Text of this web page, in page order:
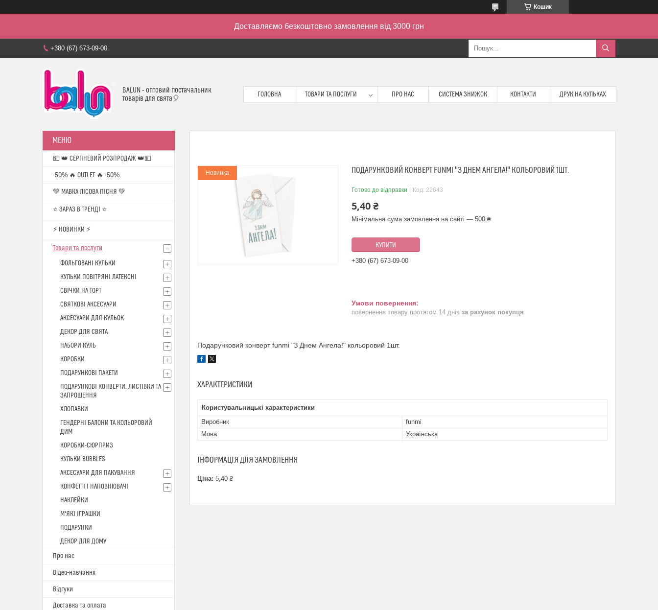
Кошик
Доставляємо безкоштовно замовлення від 3000 грн
+380 (67) 673-09-00
BALUN - оптовий постачальник
товарів для свята🎈
ГОЛОВНА ТОВАРИ ТА ПОСЛУГИ ПРО НАС СИСТЕМА ЗНИЖОК КОНТАКТИ ДРУК НА КУЛЬКАХ
Новинка ПОДАРУНКОВИЙ КОНВЕРТ FUNMI "З ДНЕМ АНГЕЛА!" КОЛЬОРОВИЙ 1ШТ.
Готово до відправки Код: 22643
5,40 ₴
Мінімальна сума замовлення на сайті — 500 ₴
КУПИТИ
+380 (67) 673-09-00
повернення товару протягом 14 днів за рахунок покупця
Подарунковий конверт funmi "З Днем Ангела!" кольоровий 1шт.
ХАРАКТЕРИСТИКИ
Користувальницькі характеристики
Виробник
funmi
Мова
Українська
ІНФОРМАЦІЯ ДЛЯ ЗАМОВЛЕННЯ
Ціна: 5,40 ₴
💵 👑 СЕРПНЕВИЙ РОЗПРОДАЖ 👑💵
-50% 🔥 OUTLET 🔥 -50%
💚 МАВКА ЛІСОВА ПІСНЯ 💚
⭐️ ЗАРАЗ В ТРЕНДІ ⭐️
⚡ НОВИНКИ ⚡
Товари та послуги
ФОЛЬГОВАНІ КУЛЬКИ
КУЛЬКИ ПОВІТРЯНІ ЛАТЕКСНІ
СВІЧКИ НА ТОРТ
СВЯТКОВІ АКСЕСУАРИ
АКСЕСУАРИ ДЛЯ КУЛЬОК
ДЕКОР ДЛЯ СВЯТА
НАБОРИ КУЛЬ
КОРОБКИ
ПОДАРУНКОВІ ПАКЕТИ
ПОДАРУНКОВІ КОНВЕРТИ, ЛИСТІВКИ ТА
ЗАПРОШЕННЯ
ХЛОПАВКИ
ГЕНДЕРНІ БАЛОНИ ТА КОЛЬОРОВИЙ
ДИМ
КОРОБКИ-СЮРПРИЗ
КУЛЬКИ BUBBLES
АКСЕСУАРИ ДЛЯ ПАКУВАННЯ
КОНФЕТТІ І НАПОВНЮВАЧІ
НАКЛЕЙКИ
М'ЯКІ ІГРАШКИ
ПОДАРУНКИ
ДЕКОР ДЛЯ ДОМУ
Про нас
Відео-навчання
Відгуки
Доставка та оплата